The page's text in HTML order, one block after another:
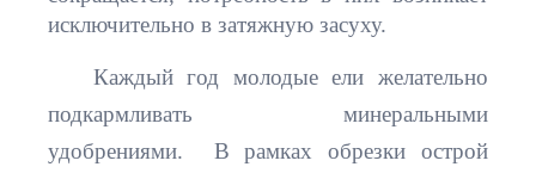
исключительно в затяжную засуху.
Каждый год молодые ели желательно
подкармливать минеральными
удобрениями. В рамках обрезки острой